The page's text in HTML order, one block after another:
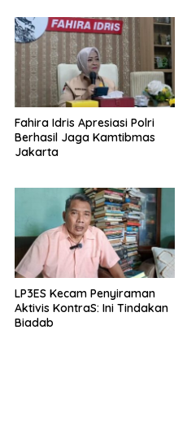
Fahira Idris Apresiasi Polri
Berhasil Jaga Kamtibmas
Jakarta
LP3ES Kecam Penyiraman
Aktivis KontraS: Ini Tindakan
Biadab